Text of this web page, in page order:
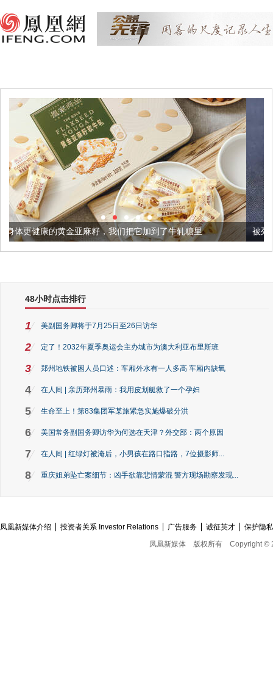
籽，我们把它加到了牛轧糖里 被列入佛家七宝的它到底有
48小时点击排行
1 美副国务卿将于7月25日至26日访华
2 定了！2032年夏季奥运会主办城市为澳大利亚布里斯班
3 郑州地铁被困人员口述：车厢外水有一人多高 车厢内缺氧
4 在人间 | 亲历郑州暴雨：我用皮划艇救了一个孕妇
5 生命至上！第83集团军某旅紧急实施爆破分洪
6 美国常务副国务卿访华为何选在天津？外交部：两个原因
7 在人间 | 红绿灯被淹后，小男孩在路口指路，7位摄影师...
8 重庆姐弟坠亡案细节：凶手欲靠悲情蒙混 警方现场勘察发现...
凤凰新媒体介绍 投资者关系 Investor Relations 广告服务 诚征英才
保护隐
凤凰新媒体
版权所有 Copyright ©